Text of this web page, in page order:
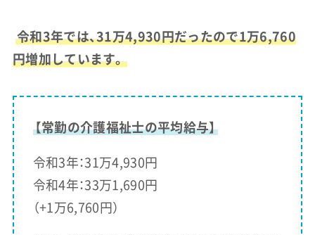
令和3年では、31万4,930円だったので1万6,760
円増加しています。
【常勤の介護福祉士の平均給与】
令和3年：31万4,930円
令和4年：33万1,690円
（+1万6,760円）